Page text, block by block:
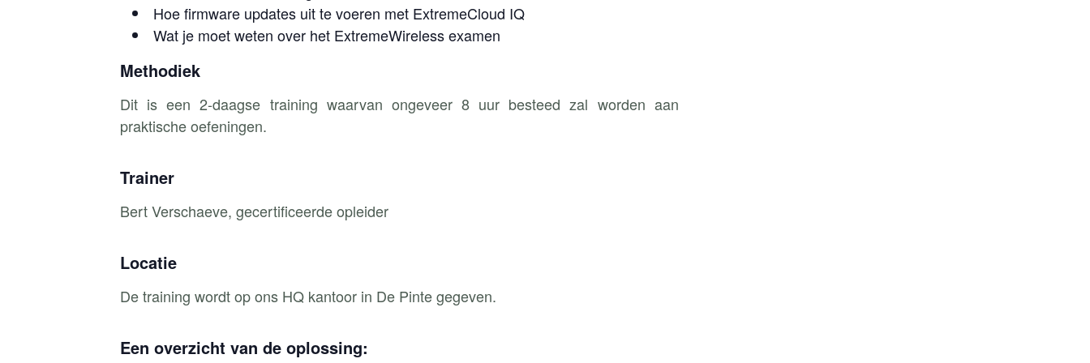
Hoe firmware updates uit te voeren met ExtremeCloud IQ
Wat je moet weten over het ExtremeWireless examen
Methodiek
Dit is een 2-daagse training waarvan ongeveer 8 uur besteed zal worden aan
praktische oefeningen.
Trainer
Bert Verschaeve, gecertificeerde opleider
Locatie
De training wordt op ons HQ kantoor in De Pinte gegeven.
Een overzicht van de oplossing: